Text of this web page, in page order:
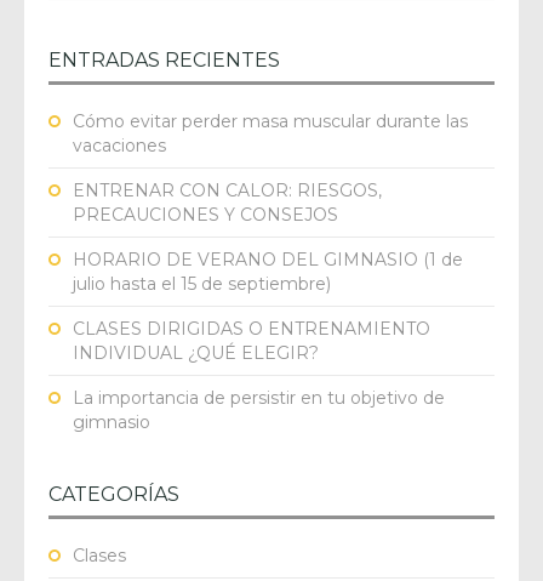
ENTRADAS RECIENTES
Cómo evitar perder masa muscular durante las
vacaciones
ENTRENAR CON CALOR: RIESGOS,
PRECAUCIONES Y CONSEJOS
HORARIO DE VERANO DEL GIMNASIO (1 de
julio hasta el 15 de septiembre)
CLASES DIRIGIDAS O ENTRENAMIENTO
INDIVIDUAL ¿QUÉ ELEGIR?
La importancia de persistir en tu objetivo de
gimnasio
CATEGORÍAS
Clases